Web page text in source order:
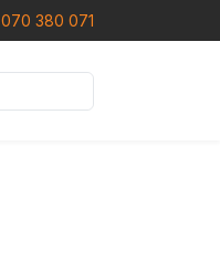
070 380 071